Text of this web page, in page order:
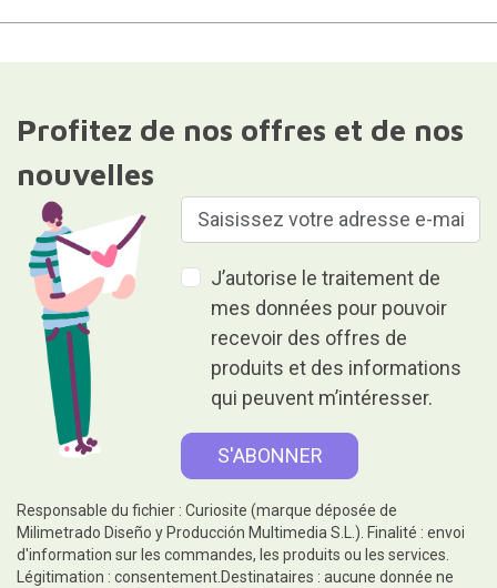
Profitez de nos offres et de nos
nouvelles
J’autorise le traitement de
mes données pour pouvoir
recevoir des offres de
produits et des informations
qui peuvent m’intéresser.
Responsable du fichier : Curiosite (marque déposée de
Milimetrado Diseño y Producción Multimedia S.L.). Finalité : envoi
d'information sur les commandes, les produits ou les services.
Légitimation : consentement.Destinataires : aucune donnée ne